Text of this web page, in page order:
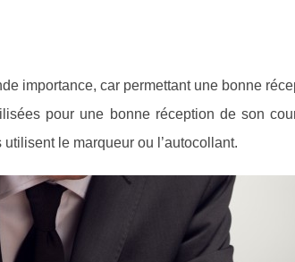
importance, car permettant une bonne
pour une bonne réception de son
le marqueur ou l’autocollant.